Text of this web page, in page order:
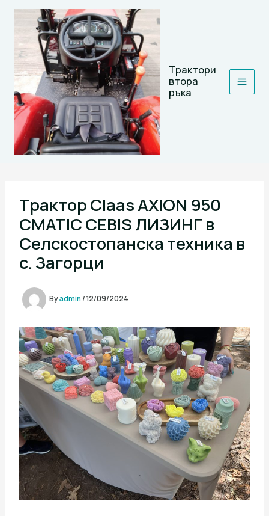
Skip
Трактори
втора
ръка
Трактор Claas AXION 950
CMATIC CEBIS ЛИЗИНГ в
Селскостопанска техника в
с. Загорци
Byadmin/12/09/2024